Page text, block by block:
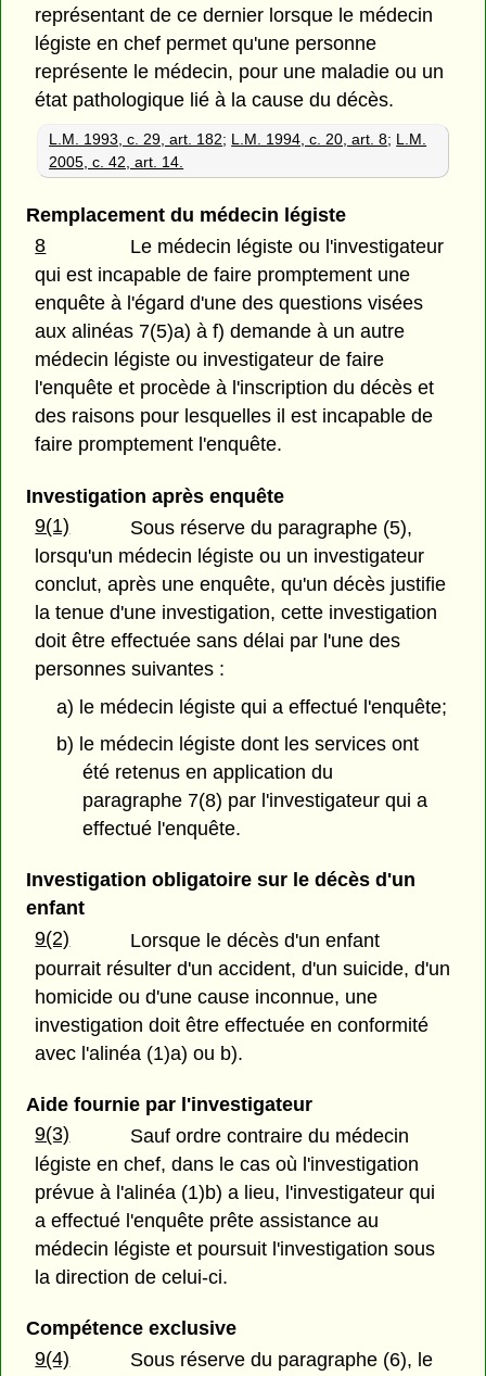
représentant de ce dernier lorsque le médecin
légiste en chef permet qu'une personne
représente le médecin, pour une maladie ou un
état pathologique lié à la cause du décès.
L.M. 1993, c. 29, art. 182; L.M. 1994, c. 20, art. 8; L.M.
2005, c. 42, art. 14.
Remplacement du médecin légiste
8
Le médecin légiste ou l'investigateur
qui est incapable de faire promptement une
enquête à l'égard d'une des questions visées
aux alinéas 7(5)a) à f) demande à un autre
médecin légiste ou investigateur de faire
l'enquête et procède à l'inscription du décès et
des raisons pour lesquelles il est incapable de
faire promptement l'enquête.
Investigation après enquête
9(1)
Sous réserve du paragraphe (5),
lorsqu'un médecin légiste ou un investigateur
conclut, après une enquête, qu'un décès justifie
la tenue d'une investigation, cette investigation
doit être effectuée sans délai par l'une des
personnes suivantes :
a) le médecin légiste qui a effectué l'enquête;
b) le médecin légiste dont les services ont
été retenus en application du
paragraphe 7(8) par l'investigateur qui a
effectué l'enquête.
Investigation obligatoire sur le décès d'un
enfant
9(2)
Lorsque le décès d'un enfant
pourrait résulter d'un accident, d'un suicide, d'un
homicide ou d'une cause inconnue, une
investigation doit être effectuée en conformité
avec l'alinéa (1)a) ou b).
Aide fournie par l'investigateur
9(3)
Sauf ordre contraire du médecin
légiste en chef, dans le cas où l'investigation
prévue à l'alinéa (1)b) a lieu, l'investigateur qui
a effectué l'enquête prête assistance au
médecin légiste et poursuit l'investigation sous
la direction de celui-ci.
Compétence exclusive
9(4)
Sous réserve du paragraphe (6), le